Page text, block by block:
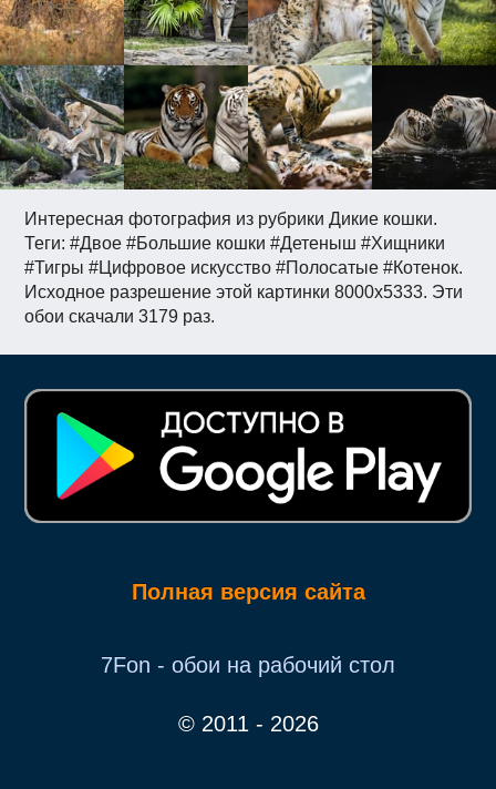
Интересная фотография из рубрики Дикие кошки.
Теги: #Двое #Большие кошки #Детеныш #Хищники
#Тигры #Цифровое искусство #Полосатые #Котенок.
Исходное разрешение этой картинки 8000x5333. Эти
обои скачали 3179 раз.
Полная версия сайта
7Fon - обои на рабочий стол
© 2011 - 2026